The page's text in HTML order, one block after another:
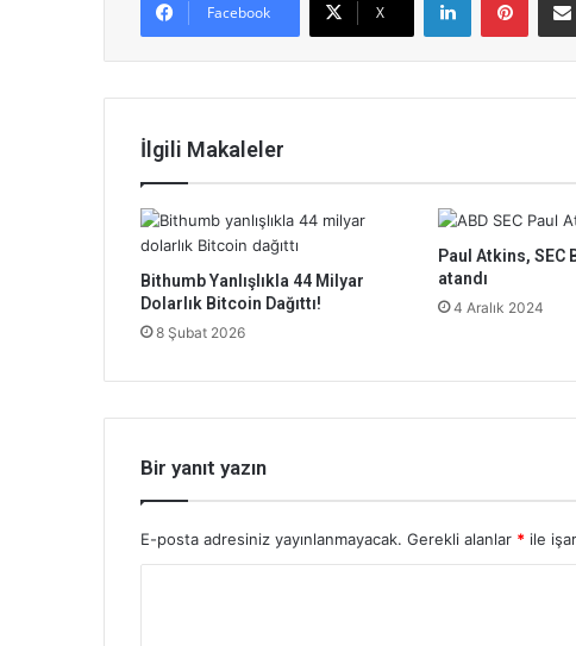
Facebook X
İlgili Makaleler
Bithumb Yanlışlıkla 44 Milyar
Dolarlık Bitcoin Dağıttı!
8 Şubat 2026
Paul Atkins, SEC
atandı
4 Aralık 2024
Bir yanıt yazın
E-posta adresiniz yayınlanmayacak. Gerekli alanlar * ile